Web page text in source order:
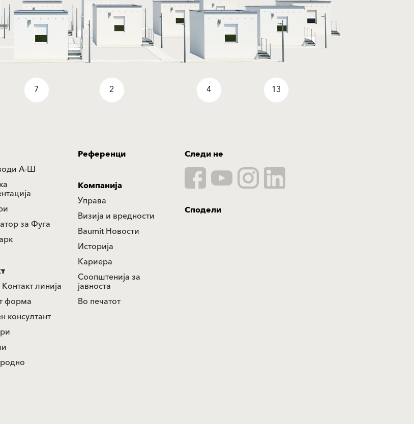
2 4
7 13
А-Ш
за Фуга
Референци
Компанија
Управа
Визија и вредности
Baumit Новости
Историја
Кариера
Соопштенија за
јавноста
Во печатот
линија
форма
консултант
Следи не
Сподели